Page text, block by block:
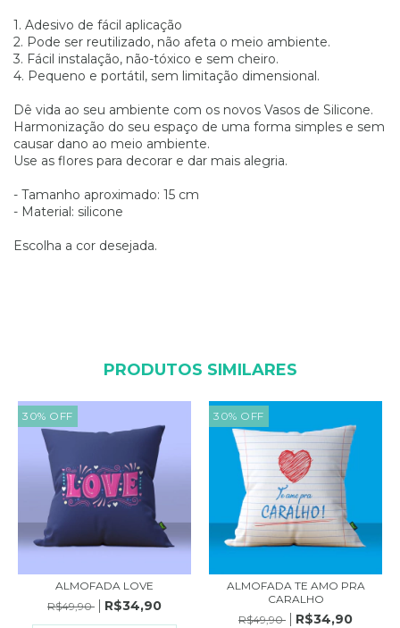
1. Adesivo de fácil aplicação
2. Pode ser reutilizado, não afeta o meio ambiente.
3. Fácil instalação, não-tóxico e sem cheiro.
4. Pequeno e portátil, sem limitação dimensional.
Dê vida ao seu ambiente com os novos Vasos de Silicone.
Harmonização do seu espaço de uma forma simples e sem
causar dano ao meio ambiente.
Use as flores para decorar e dar mais alegria.
- Tamanho aproximado: 15 cm
- Material: silicone
Escolha a cor desejada.
PRODUTOS SIMILARES
30% OFF
ALMOFADA LOVE
R$49,90
R$34,90
30% OFF
ALMOFADA TE AMO PRA
CARALHO
R$49,90
R$34,90